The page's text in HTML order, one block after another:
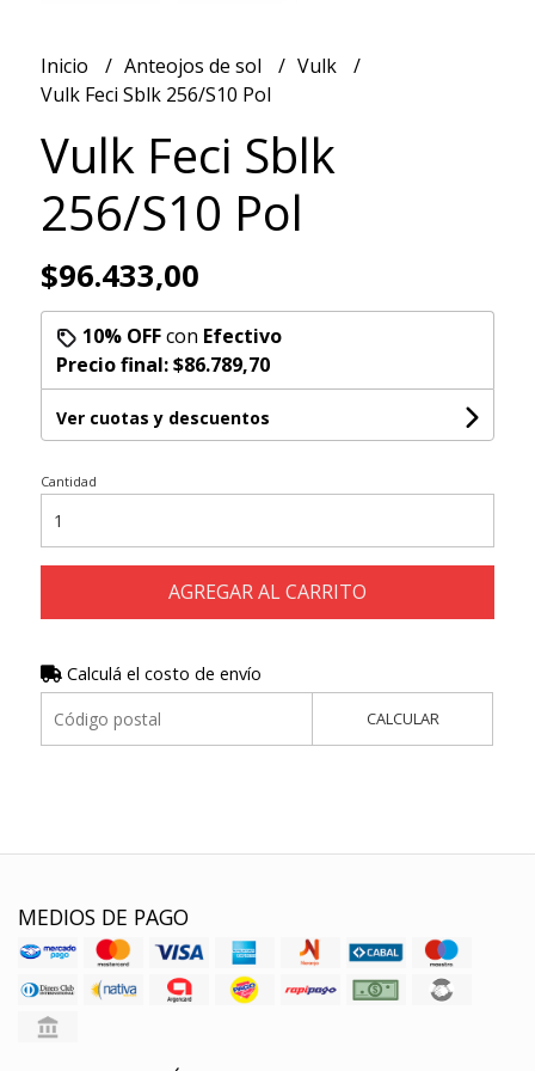
Inicio Anteojos de sol
Vulk
Vulk Feci Sblk 256/S10 Pol
Vulk Feci Sblk
256/S10 Pol
$96.433,00
10% OFFcon Efectivo
Precio final:$86.789,70
Ver cuotas y descuentos
Cantidad
AGREGAR AL CARRITO
Calculá el costo de envío
CALCULAR
MEDIOS DE PAGO